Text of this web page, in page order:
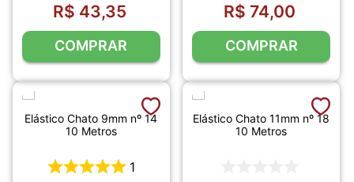
R$ 43,35
COMPRAR
R$ 74,00
COMPRAR
Elástico Chato 9mm nº 14
10 Metros
1
Elástico Chato 11mm nº 18
10 Metros